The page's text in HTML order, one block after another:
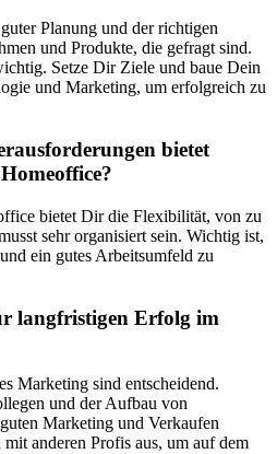
Planung und der richtigen
und Produkte, die gefragt sind.
Setze Dir Ziele und baue Dein
und Marketing, um erfolgreich zu
bietet
bietet Dir die Flexibilität, von zu
sehr organisiert sein. Wichtig ist,
ein gutes Arbeitsumfeld zu
langfristigen Erfolg im
Marketing sind entscheidend.
und der Aufbau von
Marketing und Verkaufen
anderen Profis aus, um auf dem